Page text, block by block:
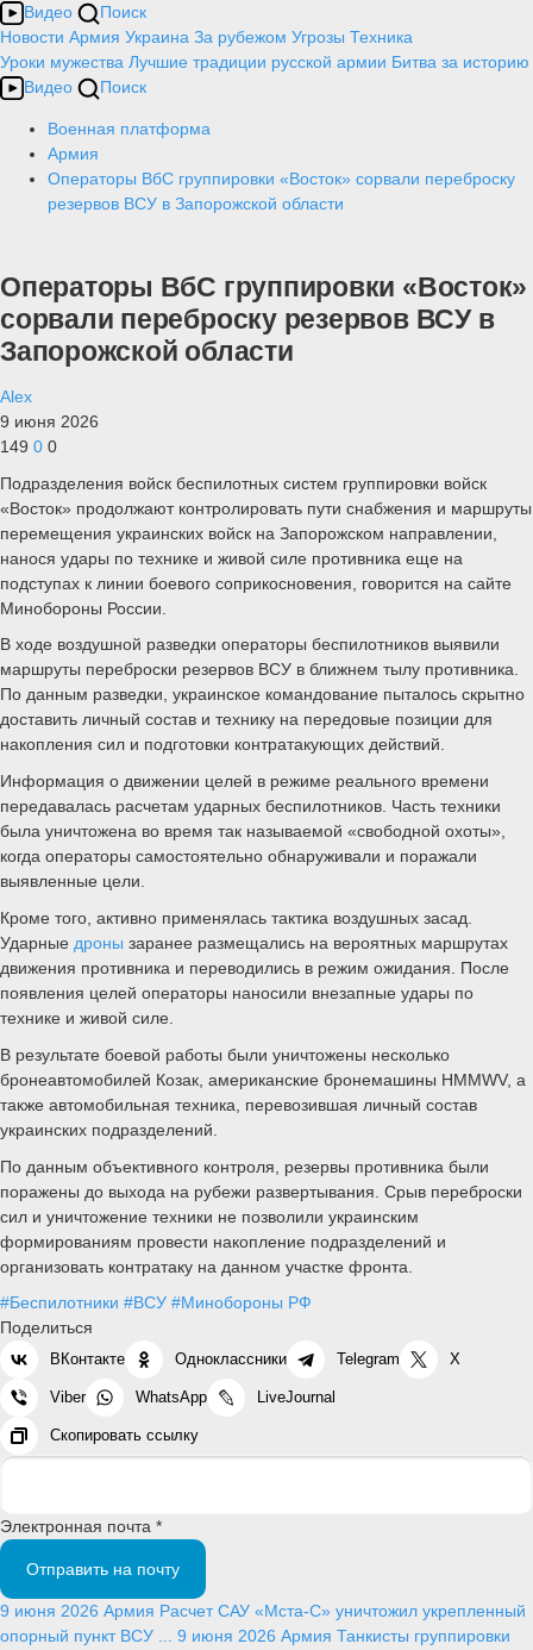
Видео
Поиск
Новости Армия Украина За рубежом Угрозы Техника
Уроки мужества Лучшие традиции русской армии Битва за историю
Видео
Поиск
Военная платформа
Армия
Операторы ВбС группировки «Восток» сорвали переброску
резервов ВСУ в Запорожской области
Операторы ВбС группировки «Восток»
сорвали переброску резервов ВСУ в
Запорожской области
Alex
9 июня 2026
149 0 0
Подразделения войск беспилотных систем группировки войск
«Восток» продолжают контролировать пути снабжения и маршруты
перемещения украинских войск на Запорожском направлении,
нанося удары по технике и живой силе противника еще на
подступах к линии боевого соприкосновения, говорится на сайте
Минобороны России.
В ходе воздушной разведки операторы беспилотников выявили
маршруты переброски резервов ВСУ в ближнем тылу противника.
По данным разведки, украинское командование пыталось скрытно
доставить личный состав и технику на передовые позиции для
накопления сил и подготовки контратакующих действий.
Информация о движении целей в режиме реального времени
передавалась расчетам ударных беспилотников. Часть техники
была уничтожена во время так называемой «свободной охоты»,
когда операторы самостоятельно обнаруживали и поражали
выявленные цели.
Кроме того, активно применялась тактика воздушных засад.
Ударные дроны заранее размещались на вероятных маршрутах
движения противника и переводились в режим ожидания. После
появления целей операторы наносили внезапные удары по
технике и живой силе.
В результате боевой работы были уничтожены несколько
бронеавтомобилей Козак, американские бронемашины HMMWV, а
также автомобильная техника, перевозившая личный состав
украинских подразделений.
По данным объективного контроля, резервы противника были
поражены до выхода на рубежи развертывания. Срыв переброски
сил и уничтожение техники не позволили украинским
формированиям провести накопление подразделений и
организовать контратаку на данном участке фронта.
#Беспилотники #ВСУ #Минобороны РФ
Поделиться
ВКонтакте Одноклассники Telegram X
Viber WhatsApp LiveJournal
Скопировать ссылку
Электронная почта *
Отправить на почту
9 июня 2026 Армия Расчет САУ «Мста-С» уничтожил укрепленный
опорный пункт ВСУ ... 9 июня 2026 Армия Танкисты группировки